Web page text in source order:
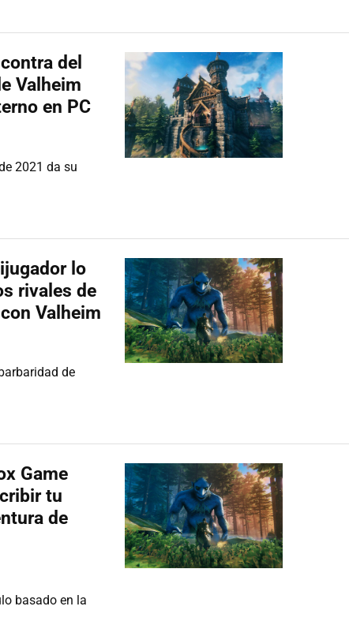
del
Valheim
en PC
2021 da su
lo
rivales de
Valheim
de
Game
tu
de
basado en la